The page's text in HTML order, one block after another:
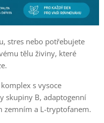
stres nebo potřebujete
tělu živiny, které
s vysoce
skupiny B, adaptogenní
zemním a L-tryptofanem.